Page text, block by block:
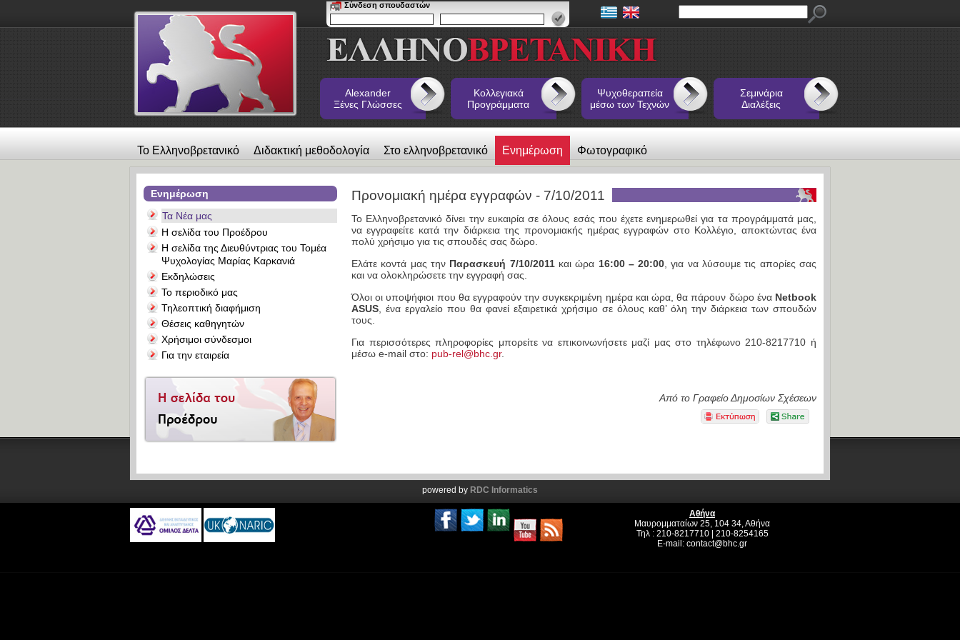
Σύνδεση σπουδαστών
Σεμινάρια
Διαλέξεις
Ψυχοθεραπεία
μέσω των Τεχνών
Κολλεγιακά
Προγράμματα
Alexander
Ξένες Γλώσσες
Το Ελληνοβρετανικό Διδακτική μεθοδολογία Στο ελληνοβρετανικό Ενημέρωση Φωτογραφικό
λεύκωμα Επικοινωνία Alexander Ξένες Γλώσσες
Ενημέρωση
Τα Νέα μας
Η σελίδα του Προέδρου
Η σελίδα της Διευθύντριας του Τομέα
Ψυχολογίας Μαρίας Καρκανιά
Εκδηλώσεις
Το περιοδικό μας
Τηλεοπτική διαφήμιση
Θέσεις καθηγητών
Χρήσιμοι σύνδεσμοι
Για την εταιρεία
Προνομιακή ημέρα εγγραφών - 7/10/2011
Το Ελληνοβρετανικό δίνει την ευκαιρία σε όλους εσάς που έχετε ενημερωθεί για τα προγράμματά μας,
να εγγραφείτε κατά την διάρκεια της προνομιακής ημέρας εγγραφών στο Κολλέγιο, αποκτώντας ένα
πολύ χρήσιμο για τις σπουδές σας δώρο.
Ελάτε κοντά μας την Παρασκευή 7/10/2011και ώρα 16:00 – 20:00 , για να λύσουμε τις απορίες σας
και να ολοκληρώσετε την εγγραφή σας.
Όλοι οι υποψήφιοι που θα εγγραφούν την συγκεκριμένη ημέρα και ώρα, θα πάρουν δώρο ένα Netbook
ASUS , ένα εργαλείο που θα φανεί εξαιρετικά χρήσιμο σε όλους καθ’ όλη την διάρκεια των σπουδών
τους.
Για περισσότερες πληροφορίες μπορείτε να επικοινωνήσετε μαζί μας στο τηλέφωνο 210-8217710 ή
μέσω e-mail στο: pub-rel@bhc.gr.
Από το Γραφείο Δημοσίων Σχέσεων
powered by RDC Informatics
Αθήνα
Μαυρομματαίων 25, 104 34, Αθήνα
Τηλ : 210-8217710 | 210-8254165
E-mail: contact@bhc.gr